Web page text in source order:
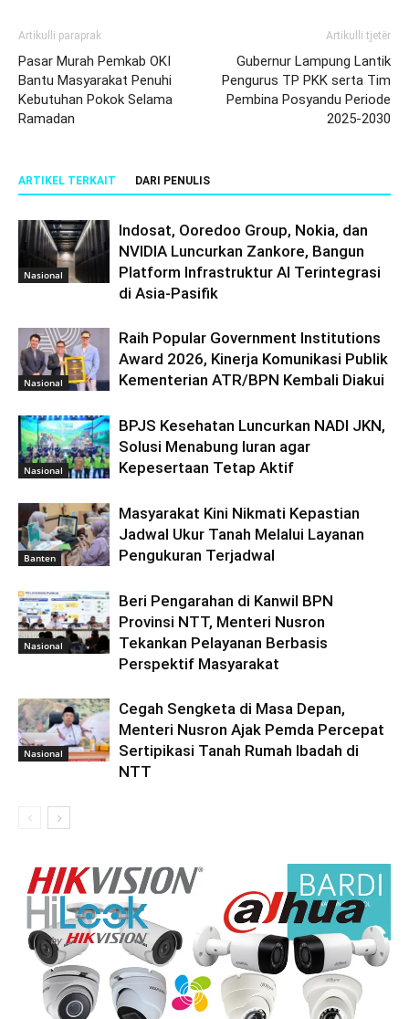
Artikulli paraprak
Pasar Murah Pemkab OKI
Bantu Masyarakat Penuhi
Kebutuhan Pokok Selama
Ramadan
Artikulli tjetër
Gubernur Lampung Lantik
Pengurus TP PKK serta Tim
Pembina Posyandu Periode
2025-2030
ARTIKEL TERKAIT DARI PENULIS
Nasional
Indosat, Ooredoo Group, Nokia, dan
NVIDIA Luncurkan Zankore, Bangun
Platform Infrastruktur AI Terintegrasi
di Asia-Pasifik
Nasional
Raih Popular Government Institutions
Award 2026, Kinerja Komunikasi Publik
Kementerian ATR/BPN Kembali Diakui
Nasional
BPJS Kesehatan Luncurkan NADI JKN,
Solusi Menabung Iuran agar
Kepesertaan Tetap Aktif
Banten
Masyarakat Kini Nikmati Kepastian
Jadwal Ukur Tanah Melalui Layanan
Pengukuran Terjadwal
Nasional
Beri Pengarahan di Kanwil BPN
Provinsi NTT, Menteri Nusron
Tekankan Pelayanan Berbasis
Perspektif Masyarakat
Nasional
Cegah Sengketa di Masa Depan,
Menteri Nusron Ajak Pemda Percepat
Sertipikasi Tanah Rumah Ibadah di
NTT